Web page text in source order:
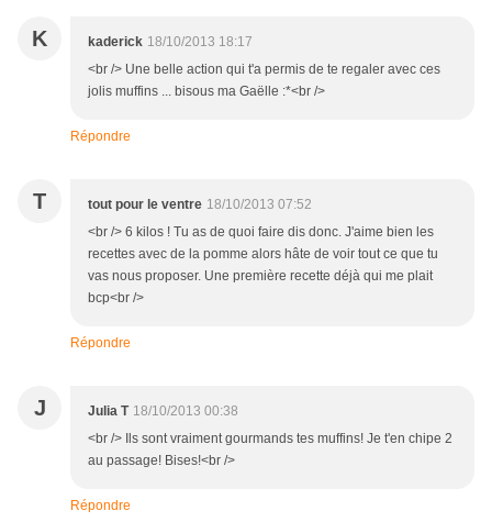
K kaderick 18/10/2013 18:17
<br /> Une belle action qui t'a permis de te regaler avec ces
jolis muffins ... bisous ma Gaëlle :*<br />
Répondre
T tout pour le ventre 18/10/2013 07:52
<br /> 6 kilos ! Tu as de quoi faire dis donc. J'aime bien les
recettes avec de la pomme alors hâte de voir tout ce que tu
vas nous proposer. Une première recette déjà qui me plait
bcp<br />
Répondre
J Julia T 18/10/2013 00:38
<br /> Ils sont vraiment gourmands tes muffins! Je t'en chipe 2
au passage! Bises!<br />
Répondre